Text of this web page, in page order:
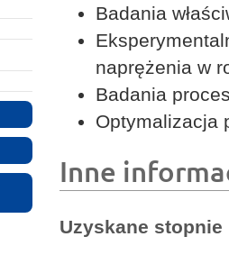
Badania
naprężenia w
Badania
Optymalizacja
Inne
Uzyskane stopnie